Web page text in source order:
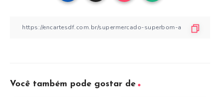
Você também pode gostar de